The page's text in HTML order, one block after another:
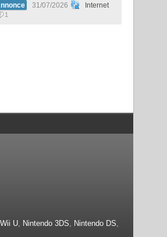
31/07/2026 Internet
1
Wii U, Nintendo 3DS, Nintendo DS,